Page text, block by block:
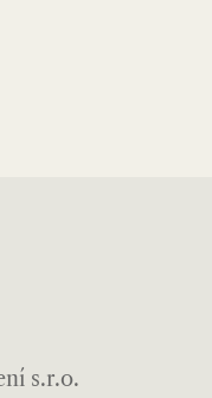
s.r.o.